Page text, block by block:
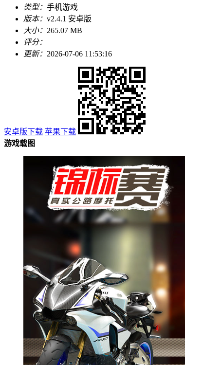
类型： 手机游戏
版本： v2.4.1 安卓版
大小： 265.07 MB
评分：
更新： 2026-07-06 11:53:16
安卓版下载 苹果下载
游戏载图